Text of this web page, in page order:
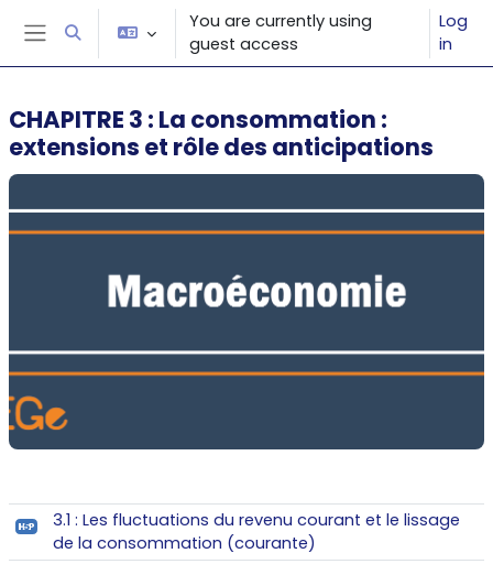
Skip to main content
Side panel
Toggle search input
You are currently using
guest access
Log
in
CHAPITRE 3 : La consommation :
extensions et rôle des anticipations
Section outline
3.1 : Les fluctuations du revenu courant et le lissage
de la consommation (courante)